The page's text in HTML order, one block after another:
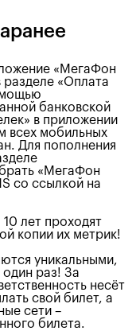
«МегаФон
«Оплата
банковской
в приложении
всех мобильных
Для пополнения
«МегаФон
со ссылкой на
лет проходят
копии их метрик!
уникальными,
один раз! За
несёт
свой билет, а
сети –
билета.